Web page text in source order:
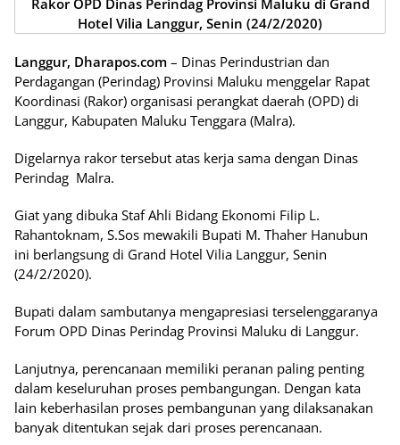
Rakor OPD Dinas Perindag Provinsi Maluku di Grand
Hotel Vilia Langgur, Senin (24/2/2020)
Langgur, Dharapos.com – Dinas Perindustrian dan
Perdagangan (Perindag) Provinsi Maluku menggelar Rapat
Koordinasi (Rakor) organisasi perangkat daerah (OPD) di
Langgur, Kabupaten Maluku Tenggara (Malra).
Digelarnya rakor tersebut atas kerja sama dengan Dinas
Perindag Malra.
Giat yang dibuka Staf Ahli Bidang Ekonomi Filip L.
Rahantoknam, S.Sos mewakili Bupati M. Thaher Hanubun
ini berlangsung di Grand Hotel Vilia Langgur, Senin
(24/2/2020).
Bupati dalam sambutanya mengapresiasi terselenggaranya
Forum OPD Dinas Perindag Provinsi Maluku di Langgur.
Lanjutnya, perencanaan memiliki peranan paling penting
dalam keseluruhan proses pembangungan. Dengan kata
lain keberhasilan proses pembangunan yang dilaksanakan
banyak ditentukan sejak dari proses perencanaan.